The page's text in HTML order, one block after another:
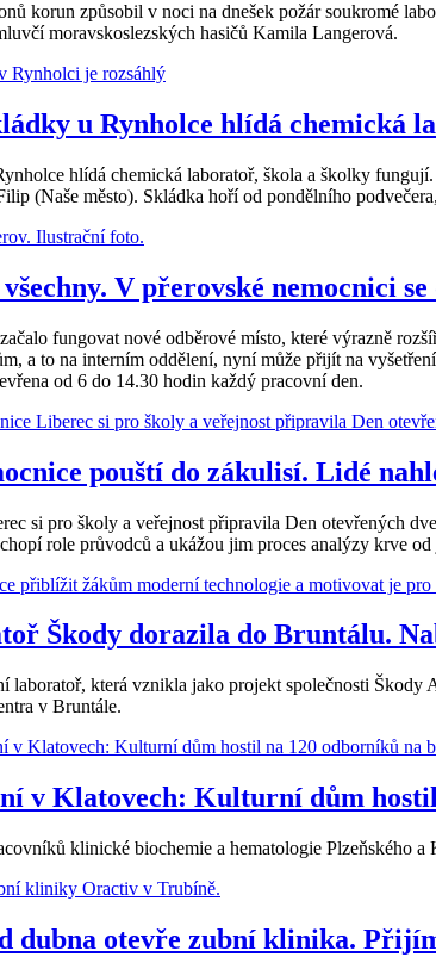
korun způsobil v noci na dnešek požár soukromé
moravskoslezských hasičů Kamila Langerová.
u Rynholce hlídá chemická
hlídá chemická laboratoř, škola a školky
(Naše město). Skládka hoří od pondělního
V přerovské nemocnici
fungovat nové odběrové místo, které výrazně
a to na interním oddělení, nyní může přijít na
od 6 do 14.30 hodin každý pracovní den.
pouští do zákulisí. Lidé
si pro školy a veřejnost připravila Den otevřených
role průvodců a ukážou jim proces analýzy krve
Škody dorazila do Bruntálu.
která vznikla jako projekt společnosti Škody
v Bruntále.
v Klatovech: Kulturní dům
klinické biochemie a hematologie Plzeňského
dubna otevře zubní klinika.